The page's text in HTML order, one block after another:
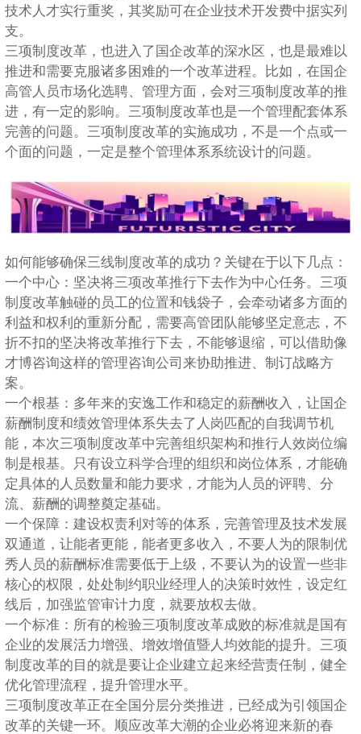
技术人才实行重奖，其奖励可在企业技术开发费中据实列
支。
三项制度改革，也进入了国企改革的深水区，也是最难以
推进和需要克服诸多困难的一个改革进程。比如，在国企
高管人员市场化选聘、管理方面，会对三项制度改革的推
进，有一定的影响。三项制度改革也是一个管理配套体系
完善的问题。三项制度改革的实施成功，不是一个点或一
个面的问题，一定是整个管理体系系统设计的问题。
如何能够确保三线制度改革的成功？关键在于以下几点：
一个中心：坚决将三项改革推行下去作为中心任务。三项
制度改革触碰的员工的位置和钱袋子，会牵动诸多方面的
利益和权利的重新分配，需要高管团队能够坚定意志，不
折不扣的坚决将改革推行下去，不能够退缩，可以借助像
才博咨询这样的管理咨询公司来协助推进、制订战略方
案。
一个根基：多年来的安逸工作和稳定的薪酬收入，让国企
薪酬制度和绩效管理体系失去了人岗匹配的自我调节机
能，本次三项制度改革中完善组织架构和推行人效岗位编
制是根基。只有设立科学合理的组织和岗位体系，才能确
定具体的人员数量和能力要求，才能为人员的评聘、分
流、薪酬的调整奠定基础。
一个保障：建设权责利对等的体系，完善管理及技术发展
双通道，让能者更能，能者更多收入，不要人为的限制优
秀人员的薪酬标准需要低于上级，不要认为的设置一些非
核心的权限，处处制约职业经理人的决策时效性，设定红
线后，加强监管审计力度，就要放权去做。
一个标准：所有的检验三项制度改革成败的标准就是国有
企业的发展活力增强、增效增值暨人均效能的提升。三项
制度改革的目的就是要让企业建立起来经营责任制，健全
优化管理流程，提升管理水平。
三项制度改革正在全国分层分类推进，已经成为引领国企
改革的关键一环。顺应改革大潮的企业必将迎来新的春